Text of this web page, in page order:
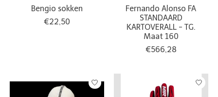
Bengio sokken
€22,50
Fernando Alonso FA
STANDAARD
KARTOVERALL - TG.
Maat 160
€566,28